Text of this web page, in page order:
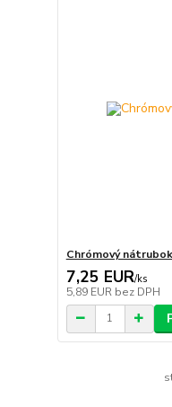
Chrómový
7,25 EUR/ks
5,89 EUR bez DPH